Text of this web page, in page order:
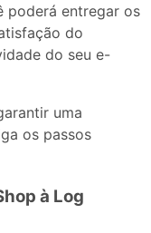
poderá entregar os
do
do seu e-
uma
os passos
à Log